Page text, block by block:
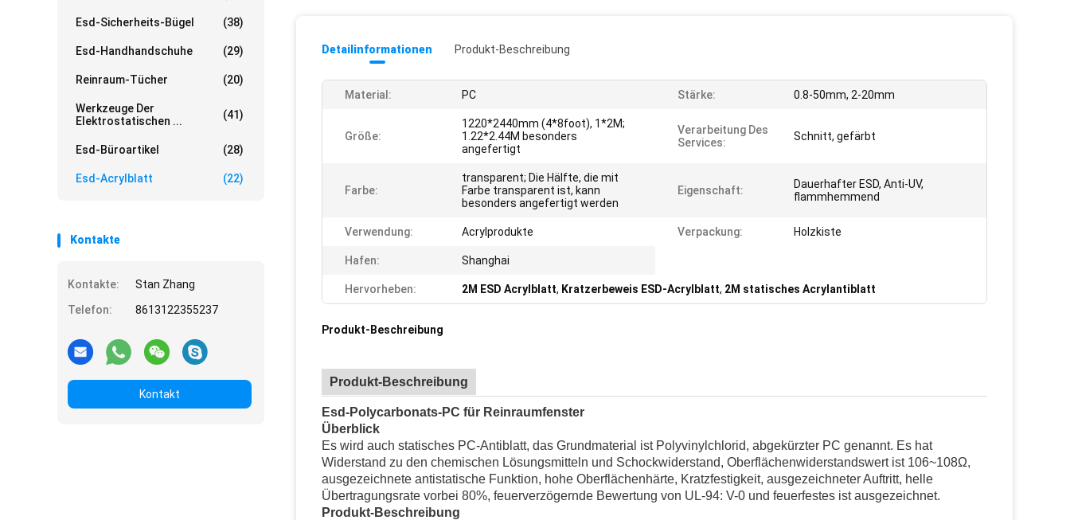
Esd-Sicherheits-Bügel (38)
Esd-Handhandschuhe (29)
Reinraum-Tücher (20)
Werkzeuge Der
Elektrostatischen ...
(41)
Esd-Büroartikel (28)
Esd-Acrylblatt (22)
Kontakte
Kontakte:
Stan Zhang
Telefon:
8613122355237
Kontakt
Detailinformationen Produkt-Beschreibung
Material: PC Stärke: 0.8-50mm, 2-20mm
Größe:
1220*2440mm (4*8foot), 1*2M;
1.22*2.44M besonders
angefertigt
Verarbeitung Des
Services:
Schnitt, gefärbt
Farbe:
transparent; Die Hälfte, die mit
Farbe transparent ist, kann
besonders angefertigt werden
Eigenschaft:
Dauerhafter ESD, Anti-UV,
flammhemmend
Verwendung: Acrylprodukte Verpackung: Holzkiste
Hafen: Shanghai
Hervorheben: 2M ESD Acrylblatt, Kratzerbeweis ESD-Acrylblatt, 2M statisches Acrylantiblatt
Produkt-Beschreibung
Produkt-Beschreibung
Esd-Polycarbonats-PC für Reinraumfenster
Überblick
Es wird auch statisches PC-Antiblatt, das Grundmaterial ist Polyvinylchlorid, abgekürzter PC genannt. Es hat
Widerstand zu den chemischen Lösungsmitteln und Schockwiderstand, Oberflächenwiderstandswert ist 106~108Ω,
ausgezeichnete antistatische Funktion, hohe Oberflächenhärte, Kratzfestigkeit, ausgezeichneter Auftritt, helle
Übertragungsrate vorbei 80%, feuerverzögernde Bewertung von UL-94: V-0 und feuerfestes ist ausgezeichnet.
Produkt-Beschreibung